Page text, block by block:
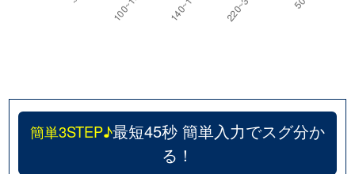
簡単3STEP♪最短45秒 簡単入力でスグ分か
る！